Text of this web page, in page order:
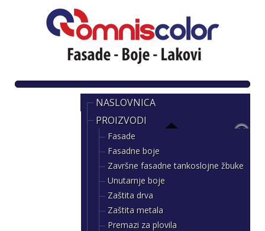
NASLOVNICA
PROIZVODI
Fasade
Fasadne boje
Završne fasadne tankoslojne žbuke
Unutarnje boje
Zaštita drva
Zaštita metala
Premazi za plovila